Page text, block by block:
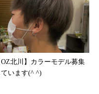
OZ北川】カラーモデル募集
ています(^ ^)